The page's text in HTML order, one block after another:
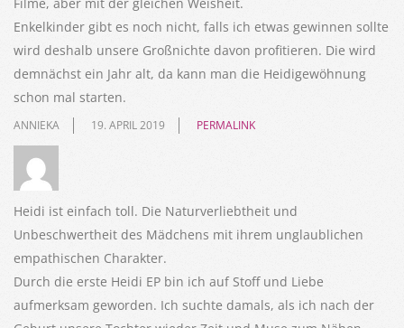
Enkelkinder gibt es noch nicht, falls ich etwas gewinnen sollte
wird deshalb unsere Großnichte davon profitieren. Die wird
demnächst ein Jahr alt, da kann man die Heidigewöhnung
schon mal starten.
ANNIEKA 19. APRIL 2019 PERMALINK
Heidi ist einfach toll. Die Naturverliebtheit und
Unbeschwertheit des Mädchens mit ihrem unglaublichen
empathischen Charakter.
Durch die erste Heidi EP bin ich auf Stoff und Liebe
aufmerksam geworden. Ich suchte damals, als ich nach der